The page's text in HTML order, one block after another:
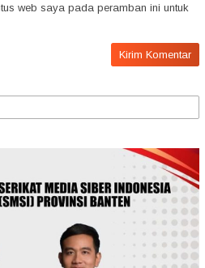
web saya pada peramban ini untuk